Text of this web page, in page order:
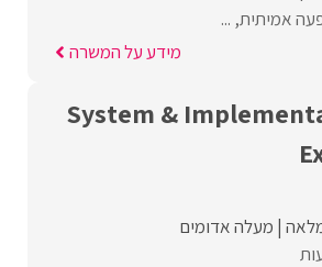
אמיתית, ...
מידע על המשרה
System &
מעלה אדומים